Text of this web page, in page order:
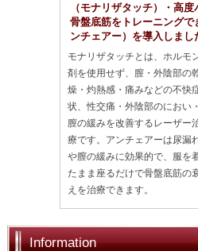
（モナリザタッチ）・高度
骨盤底筋をトレーニングで
ンチェアー）を導入しまし
モナリザタッチとは、ホルモ
剤を使用せず、膣・外陰部の
燥・灼熱感・痛みなどの不快
状、性交痛・外陰部のにおい・
膣の緩みを改善するレーザー
療です。アンチェアーは尿漏
や膣の緩みに効果的で、服を
たまま座るだけで骨盤底筋の
えを治療できます。
Information